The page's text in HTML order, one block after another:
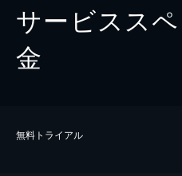
サービスス
金
無料トライアル